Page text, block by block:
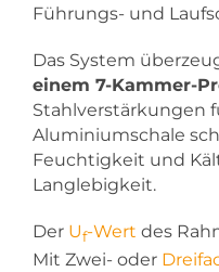
Führungs- und
Das System
einem 7-Kammer-
Stahlverstärkungen
Aluminiumschale
Feuchtigkeit und
Langlebigkeit.
Der Uf-Wert des
Mit Zwei- oder